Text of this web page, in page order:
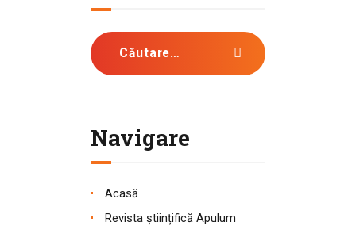
Caută după:
Navigare
Acasă
Revista științifică Apulum